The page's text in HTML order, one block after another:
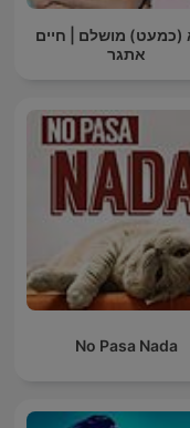
(כמעט) מושלם | חיים
אתגר
No Pasa Nada